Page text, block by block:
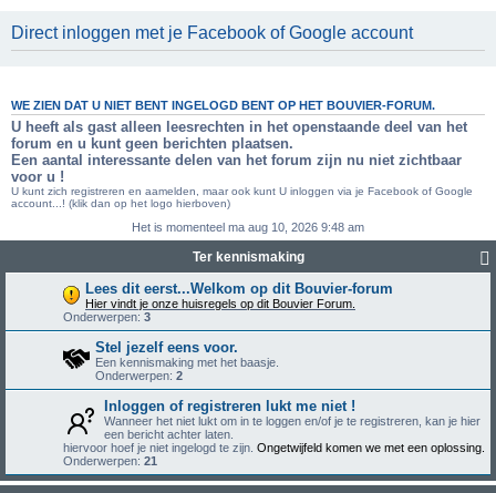
Direct inloggen met je Facebook of Google account
WE ZIEN DAT U NIET BENT INGELOGD BENT OP HET BOUVIER-FORUM.
U heeft als gast alleen leesrechten in het openstaande deel van het
forum en u kunt geen berichten plaatsen.
Een aantal interessante delen van het forum zijn nu niet zichtbaar
voor u !
U kunt zich registreren en aamelden, maar ook kunt U inloggen via je Facebook of Google
account...! (klik dan op het logo hierboven)
Het is momenteel ma aug 10, 2026 9:48 am
Ter kennismaking
Lees dit eerst...Welkom op dit Bouvier-forum
Hier vindt je onze huisregels op dit Bouvier Forum.
Onderwerpen: 3
Stel jezelf eens voor.
Een kennismaking met het baasje.
Onderwerpen: 2
Inloggen of registreren lukt me niet !
Wanneer het niet lukt om in te loggen en/of je te registreren, kan je hier
een bericht achter laten.
hiervoor hoef je niet ingelogd te zijn. Ongetwijfeld komen we met een oplossing.
Onderwerpen: 21